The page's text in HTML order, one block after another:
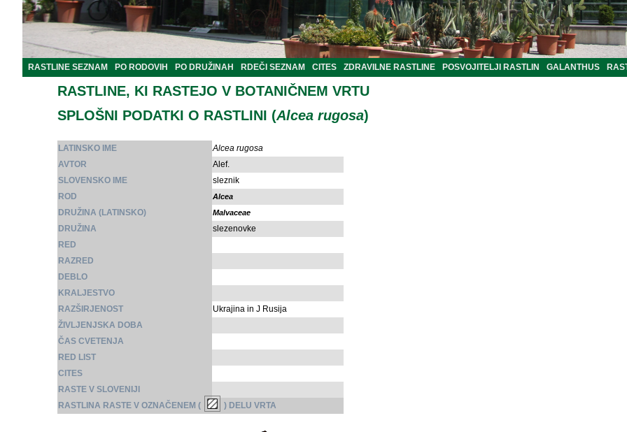
RASTLINE SEZNAM PO RODOVIH PO DRUŽINAH RDEČI SEZNAM CITES ZDRAVILNE RASTLINE POSVOJITELJI RASTLIN GALANTHUS
RASTLINE, KI RASTEJO V BOTANIČNEM VRTU
SPLOŠNI PODATKI O RASTLINI (Alcea rugosa)
LATINSKO IME
Alcea rugosa
AVTOR
Alef.
SLOVENSKO IME
sleznik
ROD
Alcea
DRUŽINA (LATINSKO) Malvaceae
DRUŽINA
slezenovke
RED
RAZRED
DEBLO
KRALJESTVO
RAZŠIRJENOST
Ukrajina in J Rusija
ŽIVLJENJSKA DOBA
ČAS CVETENJA
RED LIST
CITES
RASTE V SLOVENIJI
RASTLINA RASTE V OZNAČENEM (
) DELU VRTA